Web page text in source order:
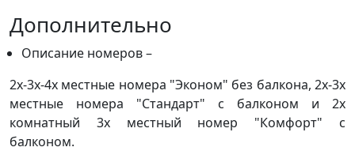
Дополнительно
Описание номеров –
2х-3х-4х местные номера "Эконом" без балкона, 2х-3х
местные номера "Стандарт" с балконом и 2х
комнатный 3х местный номер "Комфорт" с
балконом.